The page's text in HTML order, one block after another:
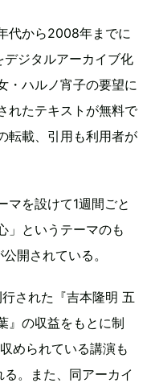
代から2008年までに
ジタルアーカイブ化
・ハルノ宵子の要望に
れたテキストが無料で
転載、引用も利用者が
マを設けて1週間ごと
」というテーマのも
開されている。
された『吉本隆明 五
』の収益をもとに制
められている講演も
る。また、同アーカイ